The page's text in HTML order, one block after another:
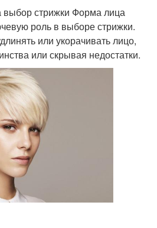
стрижки Форма лица
роль в выборе стрижки.
или укорачивать лицо,
или скрывая недостатки.